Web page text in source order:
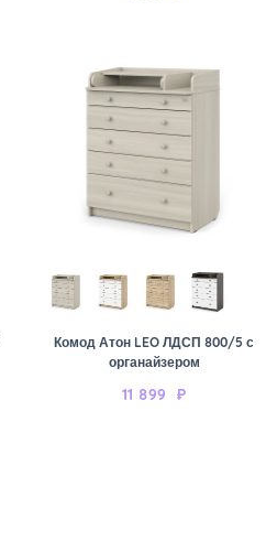
Комод Атон LEO ЛДСП 800/5 с
органайзером
11 899 ₽